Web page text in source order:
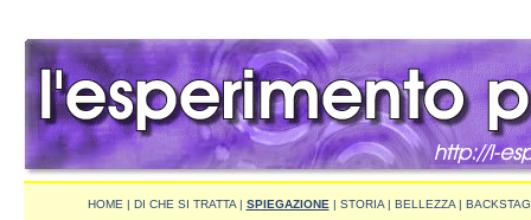
HOME | DI CHE SI TRATTA| SPIEGAZIONE | STORIA | BELLEZZA |